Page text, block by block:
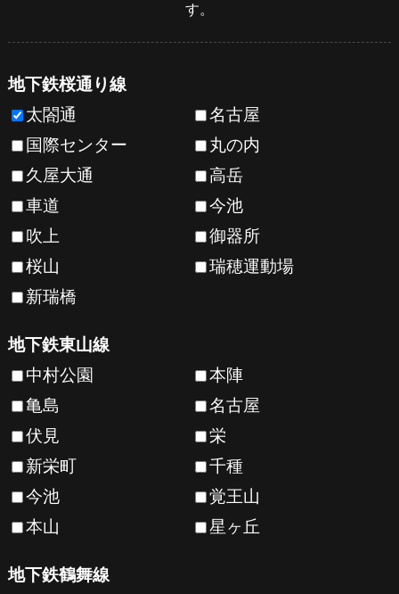
す。
地下鉄桜通り線
太閤通
名古屋
国際センター
丸の内
久屋大通
高岳
車道
今池
吹上
御器所
桜山
瑞穂運動場
新瑞橋
地下鉄東山線
中村公園
本陣
亀島
名古屋
伏見
栄
新栄町
千種
今池
覚王山
本山
星ヶ丘
地下鉄鶴舞線